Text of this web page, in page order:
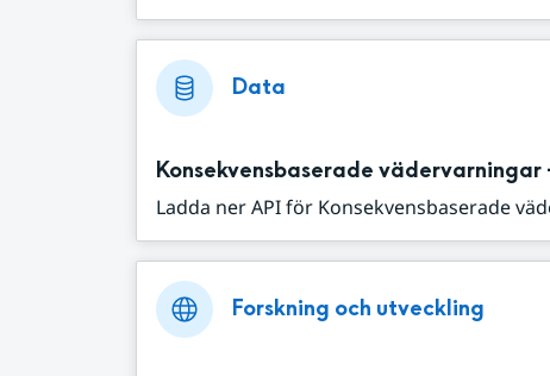
Data
Konsekvensbaserade vädervarningar
Ladda ner API för Konsekvensbaserade
Forskning och utveckling